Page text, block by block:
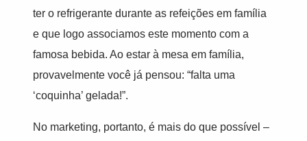
ter o refrigerante durante as refeições em família
e que logo associamos este momento com a
famosa bebida. Ao estar à mesa em família,
provavelmente você já pensou: “falta uma
‘coquinha’ gelada!”.
No marketing, portanto, é mais do que possível –